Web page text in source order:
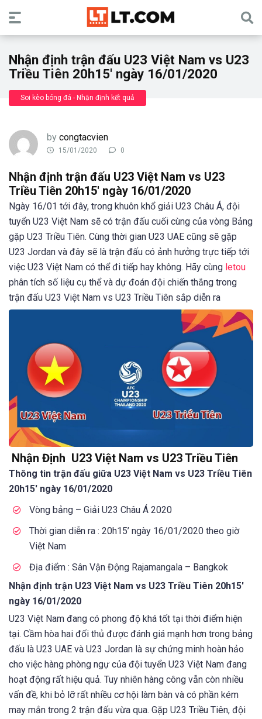
Nhận định trận đấu U23 Việt Nam vs U23
Triều Tiên 20h15′ ngày 16/01/2020
Soi kèo bóng đá - Nhận định kết quả
by congtacvien
15/01/2020 0
Nhận định trận đấu U23 Việt Nam vs U23
Triều Tiên 20h15′ ngày 16/01/2020
Ngày 16/01 tới đây, trong khuôn khổ giải U23 Châu Á, đội
tuyển U23 Việt Nam sẽ có trận đấu cuối cùng của vòng Bảng
gặp U23 Triều Tiên. Cùng thời gian U23 UAE cũng sẽ gặp
U23 Jordan và đây sẽ là trận đấu có ảnh hưởng trực tiếp tới
việc U23 Việt Nam có thể đi tiếp hay không. Hãy cùng letou
phân tích số liệu cụ thể và dự đoán đội chiến thắng trong
trận đấu U23 Việt Nam vs U23 Triều Tiên sắp diễn ra
Nhận Định U23 Việt Nam vs U23 Triều Tiên
Thông tin trận đấu giữa U23 Việt Nam vs U23 Triều Tiên
20h15′ ngày 16/01/2020
Vòng bảng – Giải U23 Châu Á 2020
Thời gian diễn ra : 20h15’ ngày 16/01/2020 theo giờ
Việt Nam
Địa điểm : Sân Vận Động Rajamangala – Bangkok
Nhận định trận U23 Việt Nam vs U23 Triều Tiên 20h15′
ngày 16/01/2020
U23 Việt Nam đang có phong độ khá tốt tại thời điểm hiện
tại. Cầm hòa hai đối thủ được đánh giá mạnh hơn trong bảng
đấu là U23 UAE và U23 Jordan là sự chứng minh hoàn hảo
cho việc hàng phòng ngự của đội tuyển U23 Việt Nam đang
hoạt động rất hiệu quả. Tuy nhiên hàng công vẫn còn nhiều
vấn đề, khi bỏ lỡ rất nhiều cơ hội làm bàn và có phần kém
may mắn trong 2 trận đấu vừa qua. Gặp U23 Triều Tiên, đội